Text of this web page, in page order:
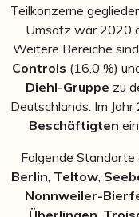
Teilkonzerne
Umsatz war 2020
Weitere Bereiche sind
Controls (16,0 %)
Diehl-Gruppe zu
Deutschlands. Im
Beschäftigten
Folgende Standorte
Berlin Teltow,
Nonnweiler-